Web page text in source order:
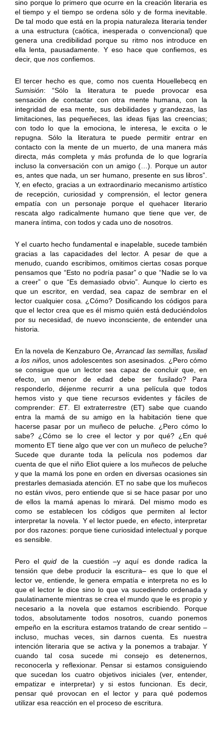
sino porque lo primero que ocurre en la creación literaria es
el tiempo y el tiempo se ordena sólo y de forma inevitable.
De tal modo que está en la propia naturaleza literaria tender
a una estructura (caótica, inesperada o convencional) que
genera una credibilidad porque su ritmo nos introduce en
ella lenta, pausadamente. Y eso hace que confiemos, es
decir, que nos confiemos.
El tercer hecho es que, como nos cuenta Houellebecq en
Sumisión: “Sólo la literatura te puede provocar esa
sensación de contactar con otra mente humana, con la
integridad de esa mente, sus debilidades y grandezas, las
limitaciones, las pequeñeces, las ideas fijas las creencias;
con todo lo que la emociona, le interesa, le excita o le
repugna. Sólo la literatura te puede permitir entrar en
contacto con la mente de un muerto, de una manera más
directa, más completa y más profunda de lo que lograría
incluso la conversación con un amigo (…). Porque un autor
es, antes que nada, un ser humano, presente en sus libros”.
Y, en efecto, gracias a un extraordinario mecanismo artístico
de recepción, curiosidad y comprensión, el lector genera
empatía con un personaje porque el quehacer literario
rescata algo radicalmente humano que tiene que ver, de
manera íntima, con todos y cada uno de nosotros.
Y el cuarto hecho fundamental e inapelable, sucede también
gracias a las capacidades del lector. A pesar de que a
menudo, cuando escribimos, omitimos ciertas cosas porque
pensamos que “Esto no podría pasar” o que “Nadie se lo va
a creer” o que “Es demasiado obvio”. Aunque lo cierto es
que un escritor, en verdad, sea capaz de sembrar en el
lector cualquier cosa. ¿Cómo? Dosificando los códigos para
que el lector crea que es él mismo quién está deduciéndolos
por su necesidad, de nuevo inconsciente, de entender una
historia.
En la novela de Kenzaburo Oe,Arrancad las semillas, fusilad
a los niños,unos adolescentes son asesinados. ¿Pero cómo
se consigue que un lector sea capaz de concluir que, en
efecto, un menor de edad debe ser fusilado? Para
responderlo, déjenme recurrir a una película que todos
hemos visto y que tiene recursos evidentes y fáciles de
comprender: ET. El extraterrestre (ET) sabe que cuando
entra la mamá de su amigo en la habitación tiene que
hacerse pasar por un muñeco de peluche. ¿Pero cómo lo
sabe? ¿Cómo se lo cree el lector y por qué? ¿En qué
momento ET tiene algo que ver con un muñeco de peluche?
Sucede que durante toda la película nos podemos dar
cuenta de que el niño Eliot quiere a los muñecos de peluche
y que la mamá los pone en orden en diversas ocasiones sin
prestarles demasiada atención. ET no sabe que los muñecos
no están vivos, pero entiende que si se hace pasar por uno
de ellos la mamá apenas lo mirará. Del mismo modo es
como se establecen los códigos que permiten al lector
interpretar la novela. Y el lector puede, en efecto, interpretar
por dos razones: porque tiene curiosidad intelectual y porque
es sensible.
Pero elquid de la cuestión –y aquí es donde radica la
tensión que debe producir la escritura– es que lo que el
lector ve, entiende, le genera empatía e interpreta no es lo
que el lector le dice sino lo que va sucediendo ordenada y
paulatinamente mientras se crea el mundo que le es propio y
necesario a la novela que estamos escribiendo. Porque
todos, absolutamente todos nosotros, cuando ponemos
empeño en la escritura estamos tratando de crear sentido –
incluso, muchas veces, sin darnos cuenta. Es nuestra
intención literaria que se activa y la ponemos a trabajar. Y
cuando tal cosa sucede mi consejo es detenernos,
reconocerla y reflexionar. Pensar si estamos consiguiendo
que sucedan los cuatro objetivos iniciales (ver, entender,
empatizar e interpretar) y si estos funcionan. Es decir,
pensar qué provocan en el lector y para qué podemos
utilizar esa reacción en el proceso de escritura.